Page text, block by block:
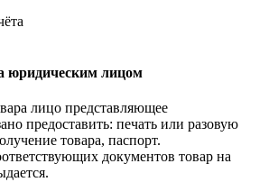
юридическим лицом
лицо представляющее
предоставить: печать или разовую
товара, паспорт.
документов товар на